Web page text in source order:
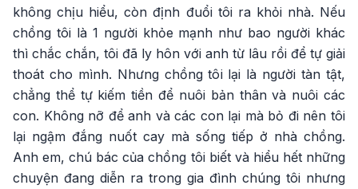
không chịu hiểu, còn định đuổi tôi ra khỏi nhà. Nếu
chồng tôi là 1 người khỏe mạnh như bao người khác
thì chắc chắn, tôi đã ly hôn với anh từ lâu rồi để tự giải
thoát cho mình. Nhưng chồng tôi lại là người tàn tật,
chẳng thể tự kiếm tiền để nuôi bản thân và nuôi các
con. Không nỡ để anh và các con lại mà bỏ đi nên tôi
lại ngậm đắng nuốt cay mà sống tiếp ở nhà chồng.
Anh em, chú bác của chồng tôi biết và hiểu hết những
chuyện đang diễn ra trong gia đình chúng tôi nhưng